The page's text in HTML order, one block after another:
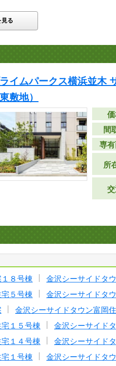
見る
イムパークス横浜並木
東敷地）
間
専
所
８号棟
金沢シーサイドタ
５号棟
金沢シーサイドタ
金沢シーサイドタウン富岡
１５号棟
金沢シーサイド
１４号棟
金沢シーサイド
１号棟
金沢シーサイドタ